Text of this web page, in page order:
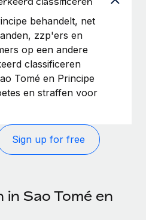
behandelt, net
zzp'ers en
op een andere
classificeren
Tomé en Principe
en straffen voor
Sign up for free
in Sao Tomé en